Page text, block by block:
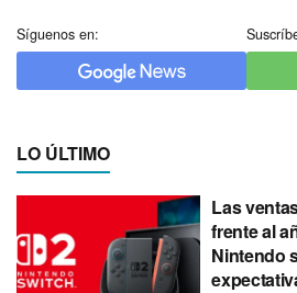
Síguenos en:
LO ÚLTIMO
Las
frente al
Nintendo